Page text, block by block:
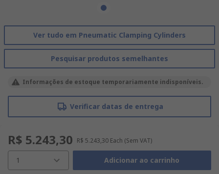
Ver tudo em Pneumatic Clamping Cylinders
Pesquisar produtos semelhantes
Informações de estoque temporariamente indisponíveis.
Verificar datas de entrega
R$ 5.243,30 R$ 5.243,30 Each (Sem VAT)
1 Adicionar ao carrinho